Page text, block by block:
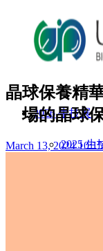
2026 生技展
2025 生
晶球保養精
場的晶球
March 13, 2024